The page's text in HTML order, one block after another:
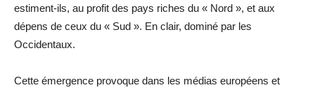
estiment-ils, au profit des pays riches du « Nord », et aux
dépens de ceux du « Sud ». En clair, dominé par les
Occidentaux.
Cette émergence provoque dans les médias européens et